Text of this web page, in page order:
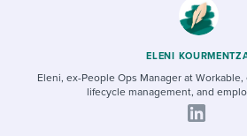
ELENI
Eleni, ex-People Ops Manager at
lifecycle management, and